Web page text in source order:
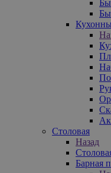
Столовая
Назад
Барная